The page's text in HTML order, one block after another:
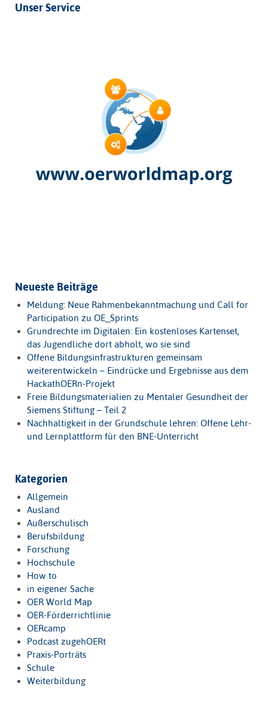
Unser Service
Neueste Beiträge
Meldung: Neue Rahmenbekanntmachung und Call for
Participation zu OE_Sprints
Grundrechte im Digitalen: Ein kostenloses Kartenset,
das Jugendliche dort abholt, wo sie sind
Offene Bildungsinfrastrukturen gemeinsam
weiterentwickeln – Eindrücke und Ergebnisse aus dem
HackathOERn-Projekt
Freie Bildungsmaterialien zu Mentaler Gesundheit der
Siemens Stiftung – Teil 2
Nachhaltigkeit in der Grundschule lehren: Offene Lehr-
und Lernplattform für den BNE-Unterricht
Kategorien
Allgemein
Ausland
Außerschulisch
Berufsbildung
Forschung
Hochschule
How to
in eigener Sache
OER World Map
OER-Förderrichtlinie
OERcamp
Podcast zugehOERt
Praxis-Porträts
Schule
Weiterbildung